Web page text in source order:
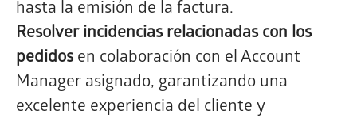
hasta la emisión de la factura.
Resolver incidencias relacionadas con los
pedidosen colaboración con el Account
Manager asignado, garantizando una
excelente experiencia del cliente y